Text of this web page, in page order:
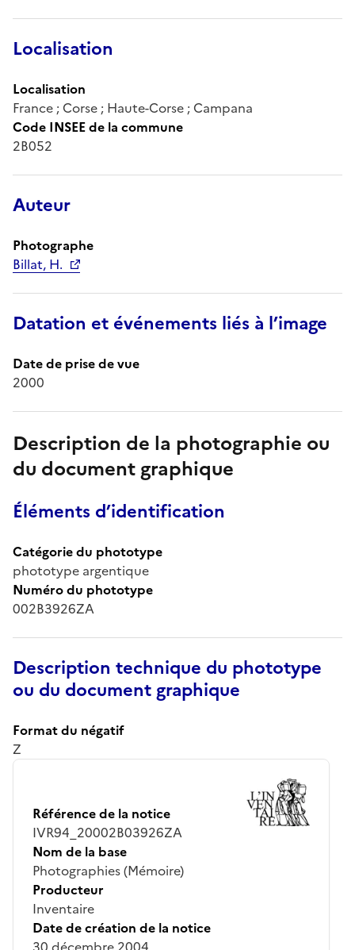
Localisation
Localisation
France ; Corse ; Haute-Corse ; Campana
Code INSEE de la commune
2B052
Auteur
Photographe
Billat, H.
Datation et événements liés à l’image
Date de prise de vue
2000
Description de la photographie ou
du document graphique
Éléments d’identification
Catégorie du phototype
phototype argentique
Numéro du phototype
002B3926ZA
Description technique du phototype
ou du document graphique
Format du négatif
Z
Référence de la notice
IVR94_20002B03926ZA
Nom de la base
Photographies (Mémoire)
Producteur
Inventaire
Date de création de la notice